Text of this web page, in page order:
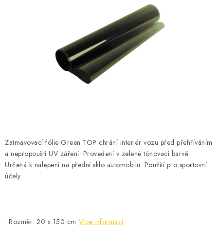
O nás Doprava Značky Kontakty
Reklamace
Zásady zpracování osobních údajů
Zatmavovací fólie Green TOP chrání interiér vozu před přehříváním
a nepropouští UV záření. Provedení v zelené tónovací barvě.
Určená k nalepení na přední sklo automobilu. Použití pro sportovní
účely.
• Rozměr: 20 x 150 cm Více informací